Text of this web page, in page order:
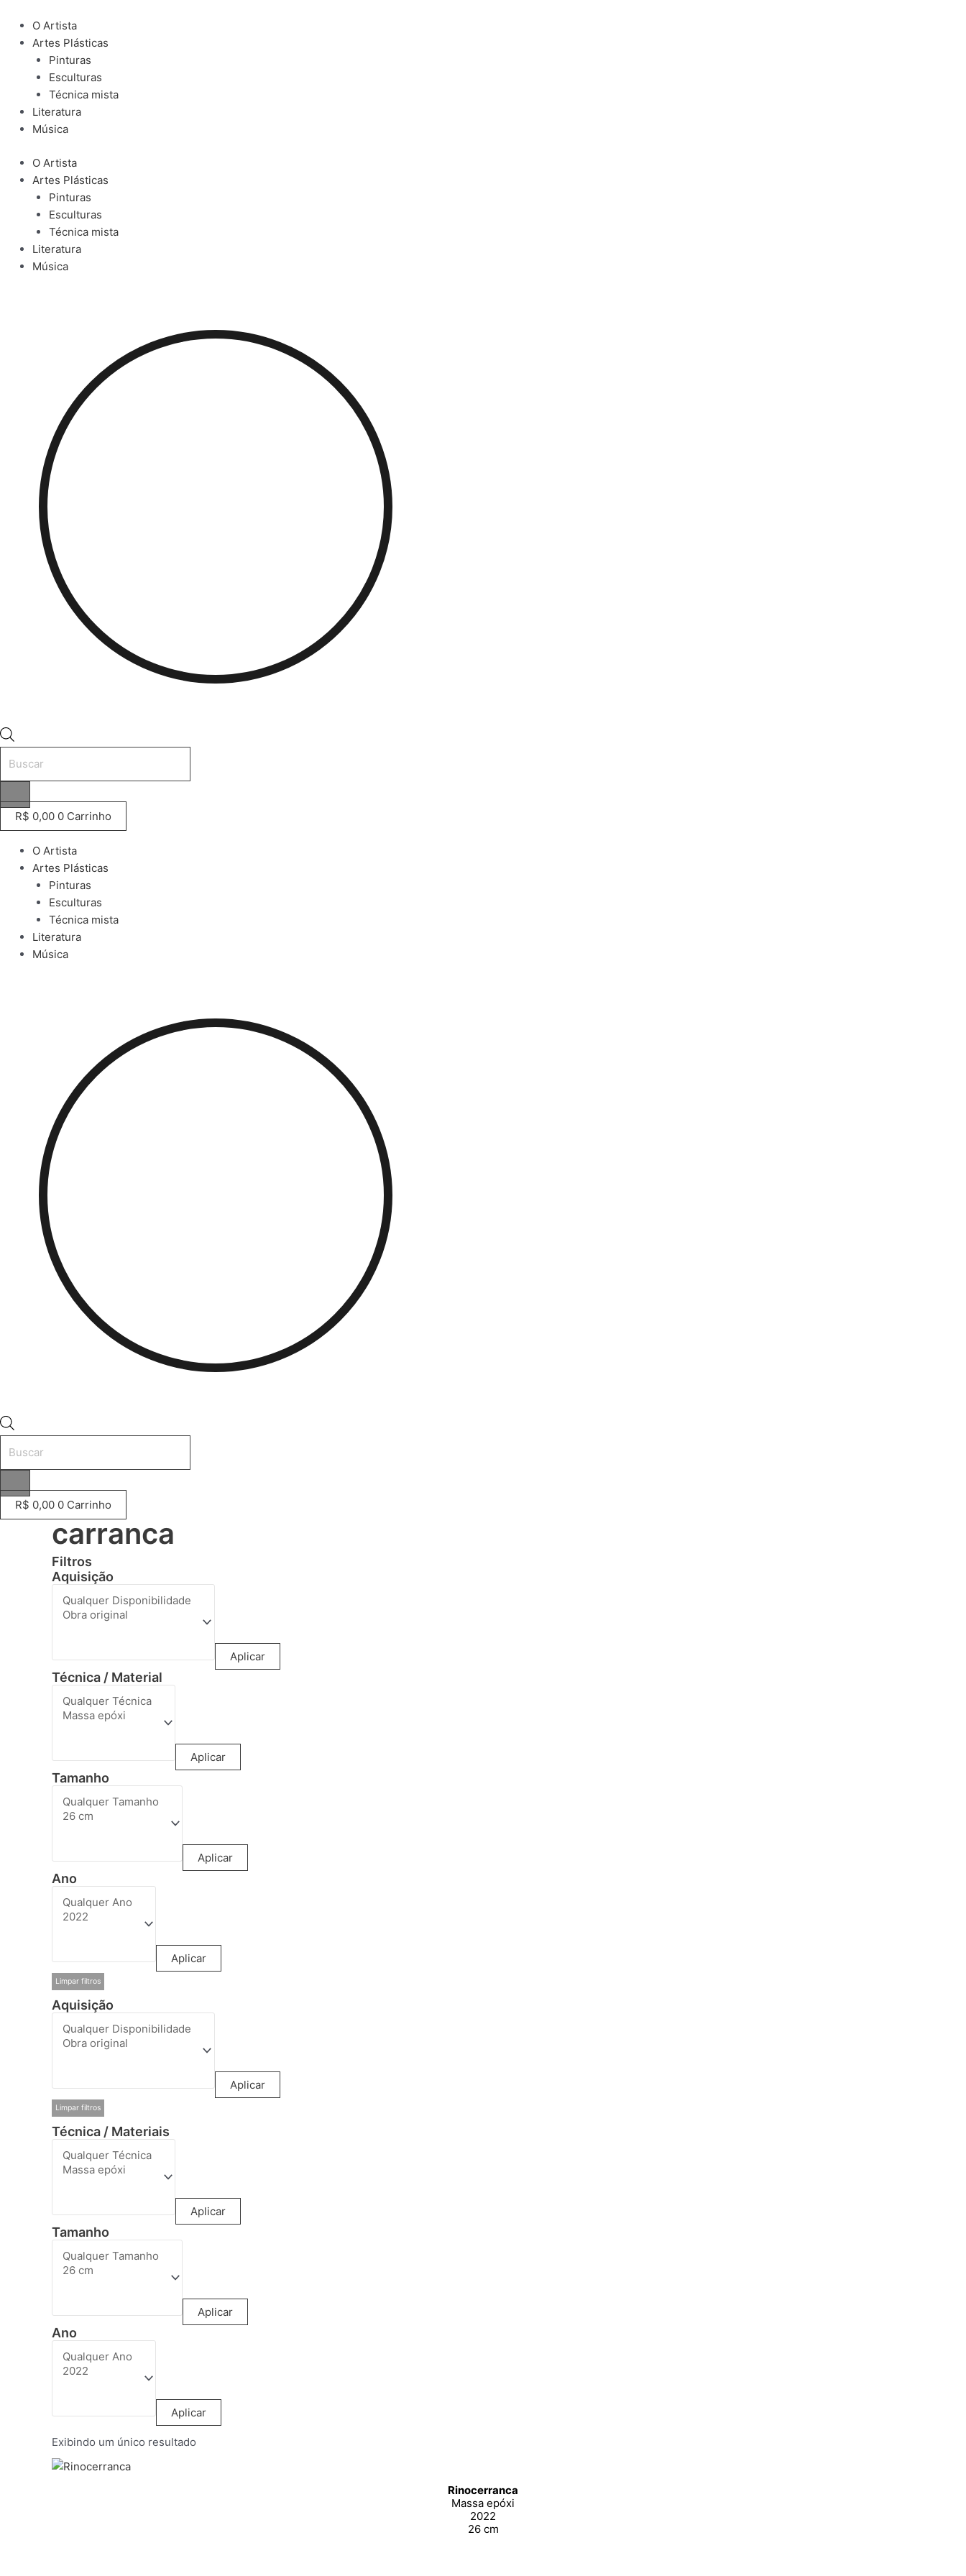
para
conteúdo
O Artista
Artes Plásticas
Pinturas
Esculturas
Técnica mista
Literatura
Música
O Artista
Artes Plásticas
Pinturas
Esculturas
Técnica mista
Literatura
Música
produtos
R$ 0,00 0 Carrinho
O Artista
Artes Plásticas
Pinturas
Esculturas
Técnica mista
Literatura
Música
produtos
R$ 0,00 0 Carrinho
carranca
Filtros
Aquisição
Aplicar
Técnica / Material
Aplicar
Tamanho
Aplicar
Ano
Aplicar
Limpar filtros
Aquisição
Aplicar
Limpar filtros
Técnica / Materiais
Aplicar
Tamanho
Aplicar
Ano
Aplicar
Exibindo um único resultado
Rinocerranca
Massa epóxi
2022
26 cm